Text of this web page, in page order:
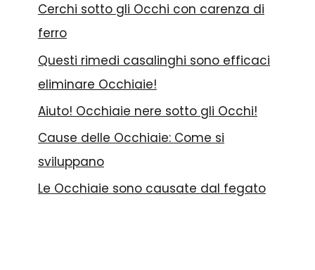
Cerchi sotto gli Occhi con carenza di
ferro
Questi rimedi casalinghi sono efficaci
eliminare Occhiaie!
Aiuto! Occhiaie nere sotto gli Occhi!
Cause delle Occhiaie: Come si
sviluppano
Le Occhiaie sono causate dal fegato